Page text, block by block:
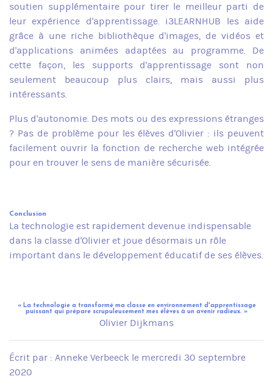
soutien supplémentaire pour tirer le meilleur parti de
leur expérience d'apprentissage. i3LEARNHUB les aide
grâce à une riche bibliothèque d'images, de vidéos et
d'applications animées adaptées au programme. De
cette façon, les supports d'apprentissage sont non
seulement beaucoup plus clairs, mais aussi plus
intéressants.
Plus d'autonomie. Des mots ou des expressions étranges
? Pas de problème pour les élèves d'Olivier : ils peuvent
facilement ouvrir la fonction de recherche web intégrée
pour en trouver le sens de manière sécurisée.
Conclusion
La technologie est rapidement devenue indispensable
dans la classe d'Olivier et joue désormais un rôle
important dans le développement éducatif de ses élèves.
« La technologie a transformé ma classe en environnement d'apprentissage
puissant qui prépare scrupuleusement mes élèves à un avenir radieux. »
Olivier Dijkmans
Écrit par : Anneke Verbeeck le mercredi 30 septembre
2020